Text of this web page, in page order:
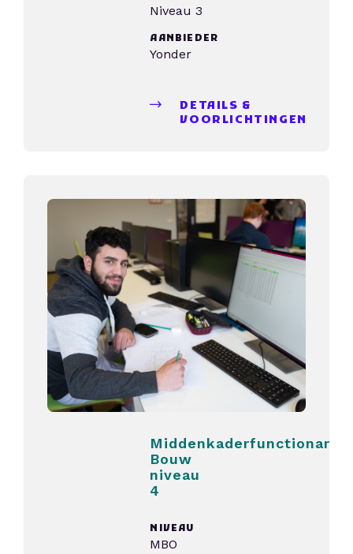
Niveau 3
AANBIEDER
Yonder
DETAILS &
VOORLICHTINGEN
Middenkaderfunctionaris
Bouw
niveau
4
NIVEAU
MBO